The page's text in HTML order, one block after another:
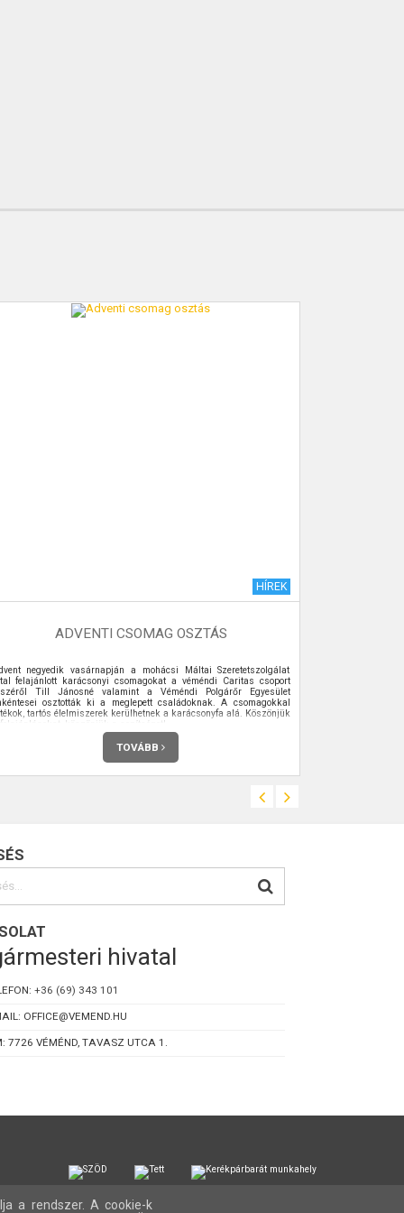
HÍREK
ADVENTI CSOMAG OSZTÁS
negyedik vasárnapján a mohácsi Máltai Szeretetszolgálat
felajánlott karácsonyi csomagokat a véméndi Caritas csoport
Till Jánosné valamint a Véméndi Polgárőr Egyesület
osztották ki a meglepett családoknak. A csomagokkal
tartós élelmiszerek kerülhetnek a karácsonyfa alá. Köszönjük
köszönjük a segítséget!
TOVÁBB
hivatal
+36 (69) 343 101
OFFICE@VEMEND.HU
7726 VÉMÉND, TAVASZ UTCA 1.
a rendszer. A cookie-k